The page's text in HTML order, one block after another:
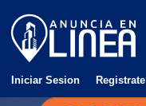
Iniciar Sesion Registrate